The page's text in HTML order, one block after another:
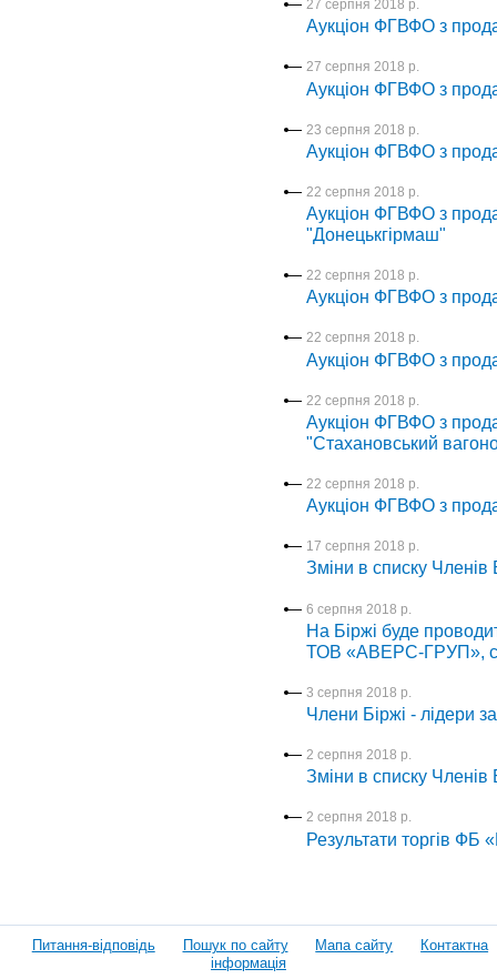
27 серпня 2018 р.
Аукціон ФГВФО з
27 серпня 2018 р.
Аукціон ФГВФО з
23 серпня 2018 р.
Аукціон ФГВФО з
22 серпня 2018 р.
Аукціон ФГВФО з
"Донецькгірмаш"
22 серпня 2018 р.
Аукціон ФГВФО з
22 серпня 2018 р.
Аукціон ФГВФО з
22 серпня 2018 р.
Аукціон ФГВФО з
"Стахановський
22 серпня 2018 р.
Аукціон ФГВФО з
17 серпня 2018 р.
Зміни в списку Членів
6 серпня 2018 р.
На Біржі буде
ТОВ «АВЕРС-ГРУП»,
3 серпня 2018 р.
Члени Біржі - лідери
2 серпня 2018 р.
Зміни в списку Членів
2 серпня 2018 р.
Результати торгів ФБ
Питання-відповідь Пошук по сайту Мапа сайту
Контактна
інформація